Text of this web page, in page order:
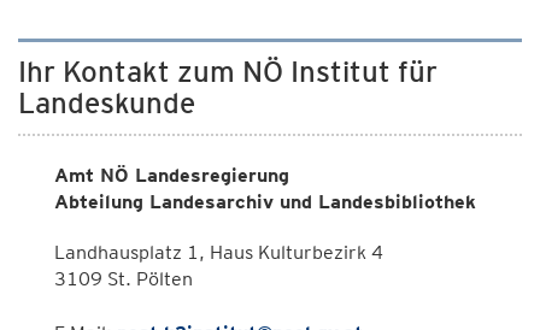
Ihr Kontakt zum NÖ Institut für
Landeskunde
Amt NÖ Landesregierung
Abteilung Landesarchiv und Landesbibliothek
Landhausplatz 1, Haus Kulturbezirk 4
3109 St. Pölten